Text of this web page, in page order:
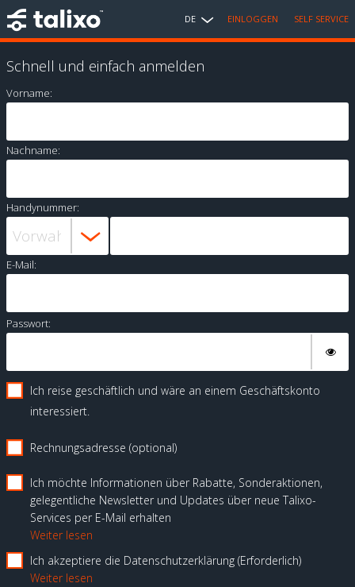
DE EINLOGGEN SELF SERVICE
Schnell und einfach anmelden
Vorname:
Nachname:
Handynummer:
E-Mail:
Passwort:
Ich reise geschäftlich und wäre an einem Geschäftskonto
interessiert.
Rechnungsadresse (optional)
Ich möchte Informationen über Rabatte, Sonderaktionen,
gelegentliche Newsletter und Updates über neue Talixo-
Services per E-Mail erhalten
Weiter lesen
Ich akzeptiere die Datenschutzerklärung Erforderlich
Weiter lesen